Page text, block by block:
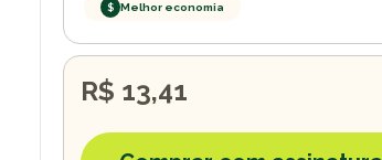
$ Melhor economia
R$ 13,41